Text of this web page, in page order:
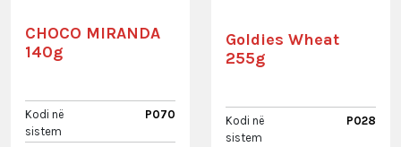
CHOCO MIRANDA
140g
Kodi në
sistem
P070
Goldies Wheat
255g
Kodi në
sistem
P028